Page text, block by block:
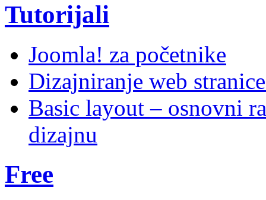
Tutorijali
Joomla! za početnike
Dizajniranje web
Basic layout – osnovni
dizajnu
Free